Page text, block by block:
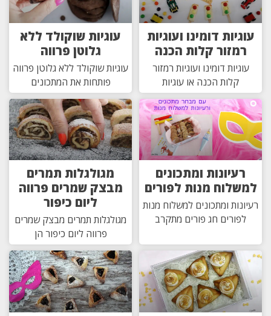
עוגיות דומינו ועוגיות
רמזור קלות הכנה
עוגיות דומינו ועוגיות רמזור
קלות הכנה או עוגיות
עוגיות שוקולד ללא
גלוטן פרווה
עוגיות שוקולד ללא גלוטן פרווה
פותחות את המתכונים
רעיונות ומתכונים
למשלוח מנות לפורים
רעיונות ומתכונים למשלוח מנות
לפורים חג פורים מתקרב
מגולגלות תמרים
מבצק שמרים פרווה
ליום כיפור
מגולגלות תמרים מבצק שמרים
פרווה ליום כיפור הן